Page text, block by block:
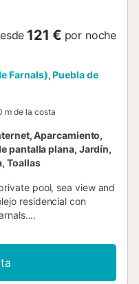
121 € por noche
Farnals), Puebla de
m de la costa
Aparcamiento,
pantalla plana, Jardín,
Toallas
pool, sea view and
residencial con